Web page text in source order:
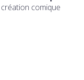
comique